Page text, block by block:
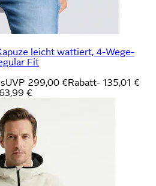
leicht wattiert, 4-Wege-
Fit
UVP 299,00 €Rabatt- 135,01 €
€